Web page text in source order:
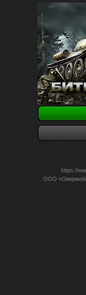
https://
ООО